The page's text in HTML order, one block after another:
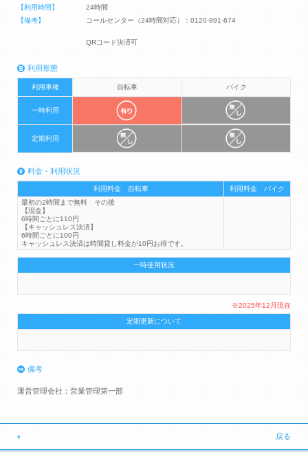
【利用時間】
24時間
【備考】
コールセンター（24時間対応）：0120-991-674
QRコード決済可
利用形態
利用車種 自転車 バイク
一時利用
定期利用
料金・利用状況
利用料金 自転車
利用料金 バイク
最初の2時間まで無料 その後
【現金】
6時間ごとに110円
【キャッシュレス決済】
6時間ごとに100円
キャッシュレス決済は時間貸し料金が10円お得です。
一時使用状況
※2025年12月現在
定期更新について
備考
運営管理会社：営業管理第一部
戻る